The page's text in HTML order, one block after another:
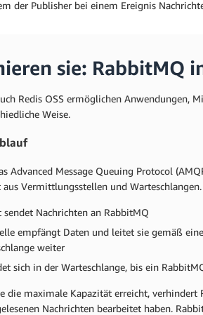
der Publisher bei einem Ereignis
sie: RabbitMQ
Redis OSS ermöglichen Anwendungen,
Weise.
Advanced Message Queuing Protocol
aus Vermittlungsstellen und
Nachrichten an RabbitMQ
empfängt Daten und leitet sie gemäß
weiter
sich in der Warteschlange, bis ein
die maximale Kapazität erreicht,
Nachrichten bearbeitet haben.